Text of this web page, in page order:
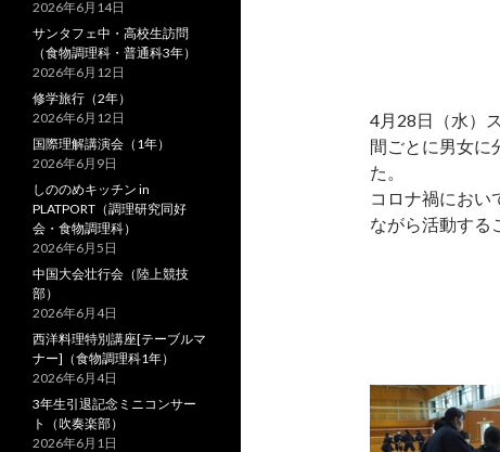
4月28日（水）
間ごとに男女に
た。
コロナ禍におい
ながら活動する
2026年6月14日
サンタフェ中・高校生訪問
（食物調理科・普通科3年）
2026年6月12日
修学旅行（2年）
2026年6月12日
国際理解講演会（1年）
2026年6月9日
しののめキッチン in
PLATPORT（調理研究同好
会・食物調理科）
2026年6月5日
中国大会壮行会（陸上競技
部）
2026年6月4日
西洋料理特別講座[テーブルマ
ナー]（食物調理科1年）
2026年6月4日
3年生引退記念ミニコンサー
ト（吹奏楽部）
2026年6月1日